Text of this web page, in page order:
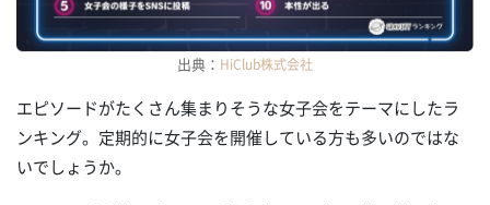
出典： HiClub株式会社
エピソードがたくさん集まりそうな女子会をテーマにしたラ
ンキング。定期的に女子会を開催している方も多いのではな
いでしょうか。